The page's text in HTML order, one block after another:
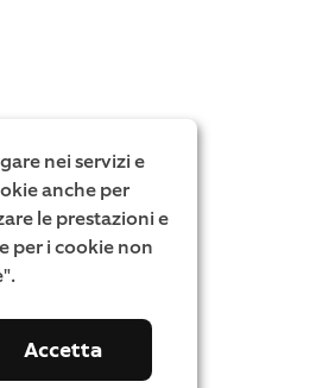
nei servizi e
anche per
le prestazioni e
per i cookie non
Accetta